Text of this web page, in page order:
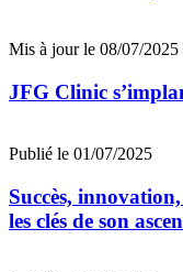
Mis à jour le 08/07/2025
JFG Clinic
Publié le 01/07/2025
Succès,
les clés de son